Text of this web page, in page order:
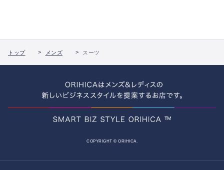
トップ メンズ スーツ
COPYRIGHT © ORIHICA.